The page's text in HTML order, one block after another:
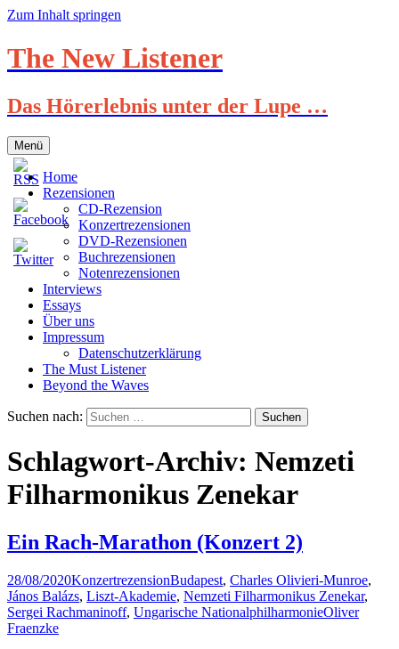
Zum Inhalt springen
The New Listener
Das Hörerlebnis unter der Lupe …
Menü
Home
Rezensionen
CD-Rezension
Konzertrezensionen
DVD-Rezensionen
Buchrezensionen
Notenrezensionen
Interviews
Essays
Über uns
Impressum
Datenschutzerklärung
The Must Listener
Beyond the Waves
Suchen nach:
Schlagwort-Archiv: Nemzeti
Filharmonikus Zenekar
Ein Rach-Marathon (Konzert 2)
28/08/2020KonzertrezensionBudapest, Charles Olivieri-Munroe,
János Balázs, Liszt-Akademie, Nemzeti Filharmonikus Zenekar,
Sergei Rachmaninoff, Ungarische NationalphilharmonieOliver
Fraenzke